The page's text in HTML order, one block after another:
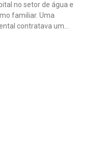
no setor de água e
familiar. Uma
contratava um